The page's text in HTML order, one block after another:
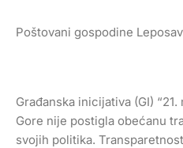
Poštovani gospodine
Građanska inicijativa (GI)
Gore nije postigla obećanu
svojih politika.